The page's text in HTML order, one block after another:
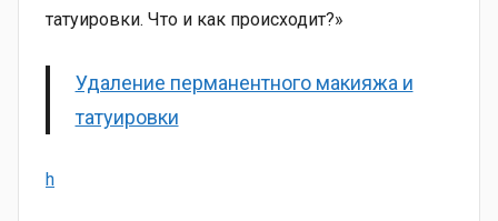
татуировки. Что и как происходит?»
Удаление перманентного макияжа и
татуировки
h